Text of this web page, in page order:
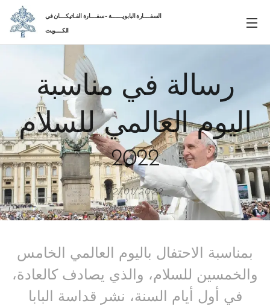
السفــــارة البابويـــــــة - سفــــارة الفـاتيكــــان في
الكــــويت
رسالة في مناسبة
اليوم العالمي للسلام
2022
02/01/2022
بمناسبة الاحتفال باليوم العالمي الخامس
والخمسين للسلام، والذي يصادف كالعادة،
في أول أيام السنة، نشر قداسة البابا